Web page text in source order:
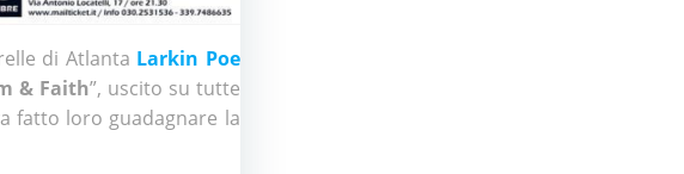
di Atlanta Larkin Poe
& Faith”, uscito su tutte
fatto loro guadagnare la